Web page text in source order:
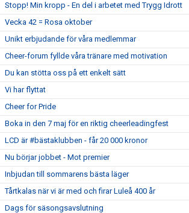
Stopp! Min kropp - En del i arbetet med Trygg Idrott
Vecka 42 = Rosa oktober
Unikt erbjudande för våra medlemmar
Cheer-forum fyllde våra tränare med motivation
Du kan stötta oss på ett enkelt sätt
Vi har flyttat
Cheer for Pride
Boka in den 7 maj för en riktig cheerleadingfest
LCD är #bästaklubben - får 20 000 kronor
Nu börjar jobbet - Mot premier
Inbjudan till sommarens bästa läger
Tårtkalas när vi är med och firar Luleå 400 år
Dags för säsongsavslutning